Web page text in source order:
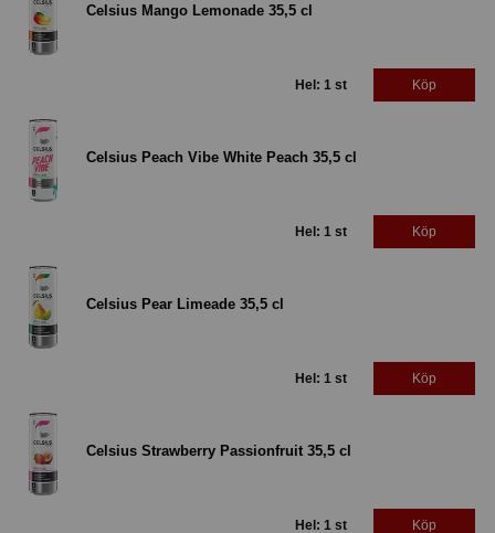
Celsius Mango Lemonade 35,5 cl
Hel: 1 st Köp
Celsius Peach Vibe White Peach 35,5 cl
Hel: 1 st Köp
Celsius Pear Limeade 35,5 cl
Hel: 1 st Köp
Celsius Strawberry Passionfruit 35,5 cl
Hel: 1 st Köp